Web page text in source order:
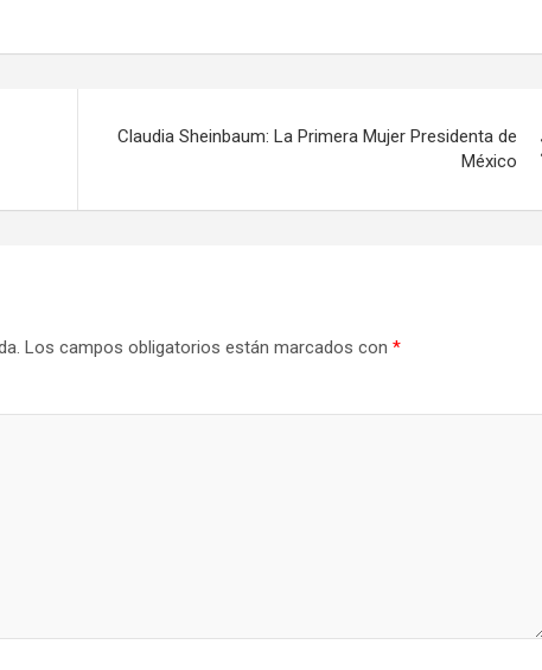
Claudia Sheinbaum: La Primera Mujer Presidenta de
México
Los campos obligatorios están marcados con *